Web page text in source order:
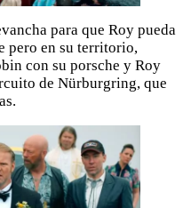
para que Roy pueda
pero en su territorio,
con su porsche y Roy
de Nürburgring, que